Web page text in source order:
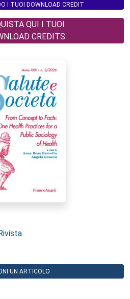
I TUOI DOWNLOAD CREDIT
QUI I TUOI
CREDITS
UN ARTICOLO